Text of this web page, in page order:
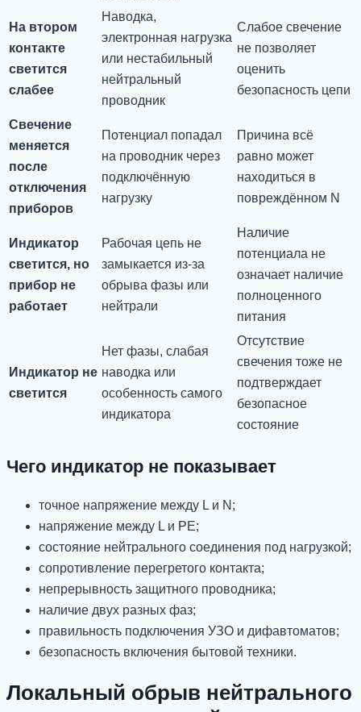
На втором
контакте
светится
слабее
Наводка,
электронная нагрузка
или нестабильный
нейтральный
проводник
Слабое свечение
не позволяет
оценить
безопасность цепи
Свечение
меняется
после
отключения
приборов
Потенциал попадал
на проводник через
подключённую
нагрузку
Причина всё
равно может
находиться в
повреждённом N
Индикатор
светится, но
прибор не
работает
Рабочая цепь не
замыкается из-за
обрыва фазы или
нейтрали
Наличие
потенциала не
означает наличие
полноценного
питания
Индикатор не
светится
Нет фазы, слабая
наводка или
особенность самого
индикатора
Отсутствие
свечения тоже не
подтверждает
безопасное
состояние
Чего индикатор не показывает
точное напряжение между L и N;
напряжение между L и PE;
состояние нейтрального соединения под нагрузкой;
сопротивление перегретого контакта;
непрерывность защитного проводника;
наличие двух разных фаз;
правильность подключения УЗО и дифавтоматов;
безопасность включения бытовой техники.
Локальный обрыв нейтрального